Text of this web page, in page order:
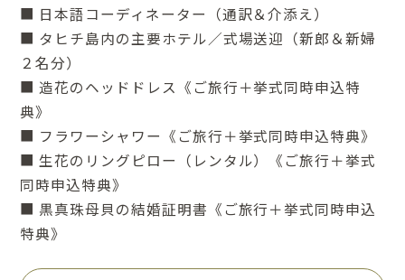
■ 日本語コーディネーター（通訳＆介添え）
■ タヒチ島内の主要ホテル／式場送迎（新郎＆新婦
２名分）
■ 造花のヘッドドレス《ご旅行＋挙式同時申込特
典》
■ フラワーシャワー《ご旅行＋挙式同時申込特典》
■ 生花のリングピロー（レンタル）《ご旅行＋挙式
同時申込特典》
■ 黒真珠母貝の結婚証明書《ご旅行＋挙式同時申込
特典》